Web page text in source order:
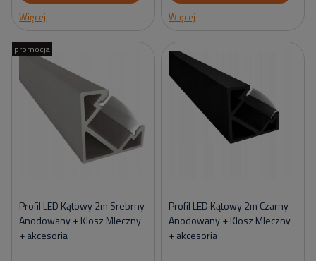
Więcej
Więcej
Profil LED Kątowy 2m Srebrny
Anodowany + Klosz Mleczny
+ akcesoria
promocja
Profil LED Kątowy 2m Czarny
Anodowany + Klosz Mleczny
+ akcesoria